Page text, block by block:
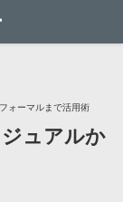
ォーマルまで活用術
ュアルか